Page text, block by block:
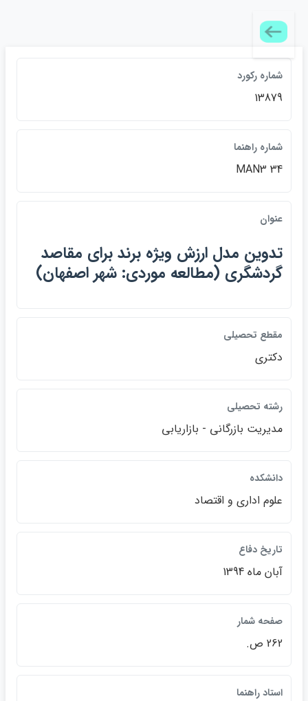
شماره ركورد
13879
شماره راهنما
MAN3 34
عنوان
تدوين مدل ارزش ويژه برند براي مقاصد
گردشگري (مطالعه موردي: شهر اصفهان)
مقطع تحصيلي
دكتري
رشته تحصيلي
مديريت بازرگاني - بازاريابي
دانشكده
علوم اداري و اقتصاد
تاريخ دفاع
آبان ماه 1394
صفحه شمار
262 ص.
استاد راهنما